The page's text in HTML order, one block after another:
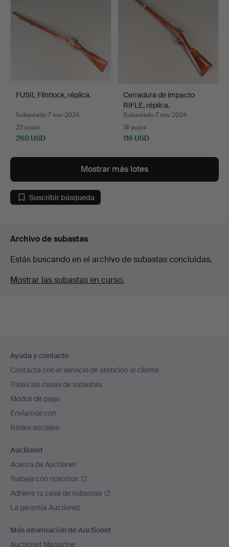
FUSIL Flintlock, réplica.
Subastado 7 nov 2024
23 pujas
260 USD
Cerradura de impacto
RIFLE, réplica.
Subastado 7 nov 2024
18 pujas
116 USD
Mostrar más lotes
Suscribir búsqueda
Archivo de subastas
Estás buscando en el archivo de subastas concluidas.
Mostrar las subastas en curso.
en
el
pie
de
página
Ayuda y contacto
Contacta con el servicio de atención al cliente
Todas las casas de subastas
Modos de pago
Enviamos con
Redes sociales
Auctionet
Acerca de Auctionet
Trabaja con nosotros
Adhiere tu casa de subastas
La garantía Auctionet
Más información de Auctionet
Auctionet Magazine